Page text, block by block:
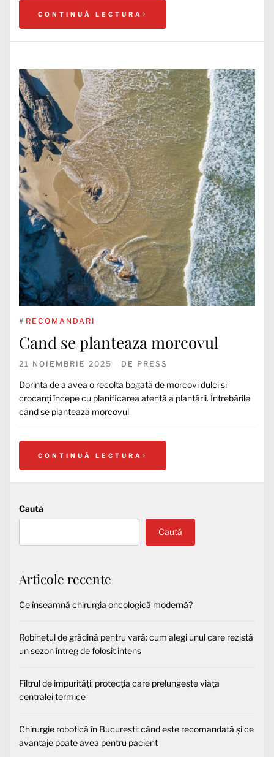
CONTINUĂ LECTURA
# RECOMANDARI
Cand se planteaza morcovul
21 NOIEMBRIE 2025 DE PRESS
Dorința de a avea o recoltă bogată de morcovi dulci și
crocanți începe cu planificarea atentă a plantării. Întrebările
când se plantează morcovul
CONTINUĂ LECTURA
Caută
Caută
Articole recente
Ce înseamnă chirurgia oncologică modernă?
Robinetul de grădină pentru vară: cum alegi unul care rezistă
un sezon întreg de folosit intens
Filtrul de impurități: protecția care prelungește viața
centralei termice
Chirurgie robotică în București: când este recomandată și ce
avantaje poate avea pentru pacient